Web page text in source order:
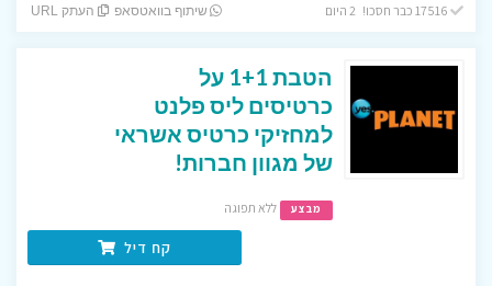
17516 כבר חסכו! 2 היום שיתוף בוואטסאפ העתק URL
הטבת 1+1 על
כרטיסים ליס פלנט
למחזיקי כרטיס אשראי
של מגוון חברות!
מבצע ללא תפוגה
קח דיל